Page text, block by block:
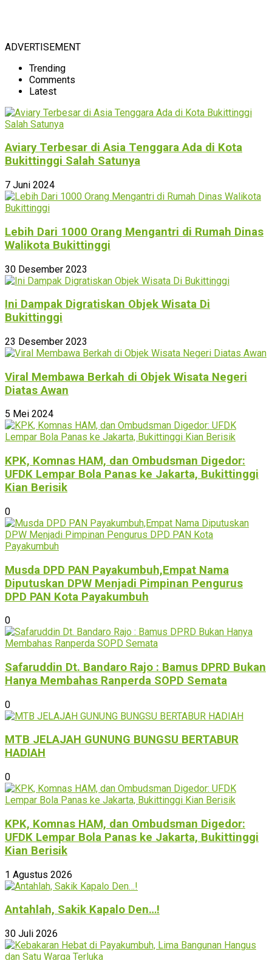
ADVERTISEMENT
Trending
Comments
Latest
Aviary Terbesar di Asia Tenggara Ada di Kota
Bukittinggi Salah Satunya
7 Juni 2024
Lebih Dari 1000 Orang Mengantri di Rumah Dinas
Walikota Bukittinggi
30 Desember 2023
Ini Dampak Digratiskan Objek Wisata Di
Bukittinggi
23 Desember 2023
Viral Membawa Berkah di Objek Wisata Negeri
Diatas Awan
5 Mei 2024
KPK, Komnas HAM, dan Ombudsman Digedor:
UFDK Lempar Bola Panas ke Jakarta, Bukittinggi
Kian Berisik
0
Musda DPD PAN Payakumbuh,Empat Nama
Diputuskan DPW Menjadi Pimpinan Pengurus
DPD PAN Kota Payakumbuh
0
Safaruddin Dt. Bandaro Rajo : Bamus DPRD Bukan
Hanya Membahas Ranperda SOPD Semata
0
MTB JELAJAH GUNUNG BUNGSU BERTABUR
HADIAH
0
KPK, Komnas HAM, dan Ombudsman Digedor:
UFDK Lempar Bola Panas ke Jakarta, Bukittinggi
Kian Berisik
1 Agustus 2026
Antahlah, Sakik Kapalo Den…!
30 Juli 2026